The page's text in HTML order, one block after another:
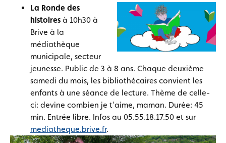
La Ronde des
histoires à 10h30 à
Brive à la
médiathèque
municipale, secteur
jeunesse. Public de 3 à 8 ans. Chaque deuxième
samedi du mois, les bibliothécaires convient les
enfants à une séance de lecture. Thème de celle-
ci: devine combien je t’aime, maman. Durée: 45
min. Entrée libre. Infos au 05.55.18.17.50 et sur
mediatheque.brive.fr.